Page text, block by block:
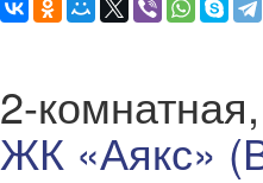
2-
ЖК «Аякс»